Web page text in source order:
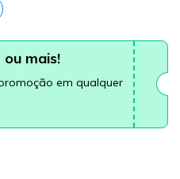
mais!
em qualquer